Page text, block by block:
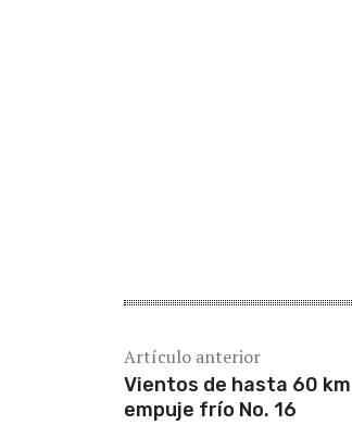
Artículo anterior
Vientos de hasta 60
empuje frío No. 16